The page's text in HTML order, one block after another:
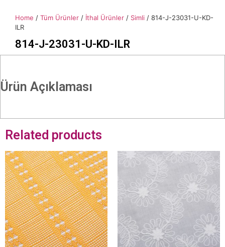
Home / Tüm Ürünler / İthal Ürünler / Simli / 814-J-23031-U-KD-
ILR
814-J-23031-U-KD-ILR
Ürün Açıklaması
Related products